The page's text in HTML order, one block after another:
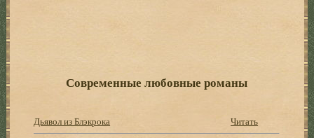
Современные любовные романы
Дьявол из Блэкрока
Читать